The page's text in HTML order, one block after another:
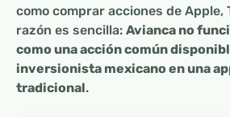
como comprar acciones de Apple,
razón es sencilla: Avianca no
como una acción común
inversionista mexicano en una
tradicional.